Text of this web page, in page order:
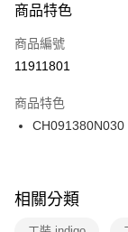
３．安心：先確認商
【「AFTEE先享後付
１．於結帳方式選擇
２．訂單成立數日內
３．收到繳費通知簡
ATM／網路銀行／等
※ 交易是否成功請以
是否繳費成功／繳費
客戶支援中心」
每筆NT$100，滿
宅配
每筆NT$100，滿
付款後門市自取
每筆NT$100，滿
商品特色
商品編號
11911801
商品特色
CH091380N030
相關分類